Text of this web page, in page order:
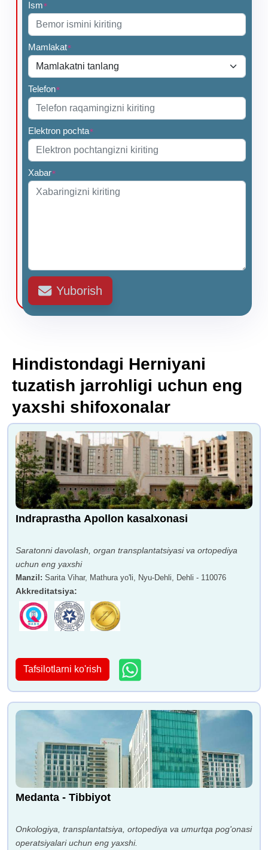
Ism*
Mamlakat*
Telefon*
Elektron pochta*
Xabar*
Yuborish
Hindistondagi Herniyani
tuzatish jarrohligi uchun eng
yaxshi shifoxonalar
Indraprastha Apollon kasalxonasi
Saratonni davolash, organ transplantatsiyasi va ortopediya
uchun eng yaxshi
Manzil : Sarita Vihar, Mathura yo'li, Nyu-Dehli, Dehli - 110076
Akkreditatsiya:
Tafsilotlarni ko'rish
Medanta - Tibbiyot
Onkologiya, transplantatsiya, ortopediya va umurtqa pog'onasi
operatsiyalari uchun eng yaxshi.